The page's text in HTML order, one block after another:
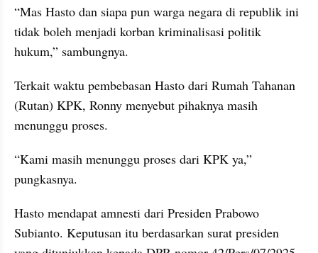
“Mas Hasto dan siapa pun warga negara di republik ini
tidak boleh menjadi korban kriminalisasi politik
hukum,” sambungnya.
Terkait waktu pembebasan Hasto dari Rumah Tahanan
(Rutan) KPK, Ronny menyebut pihaknya masih
menunggu proses.
“Kami masih menunggu proses dari KPK ya,”
pungkasnya.
Hasto mendapat amnesti dari Presiden Prabowo
Subianto. Keputusan itu berdasarkan surat presiden